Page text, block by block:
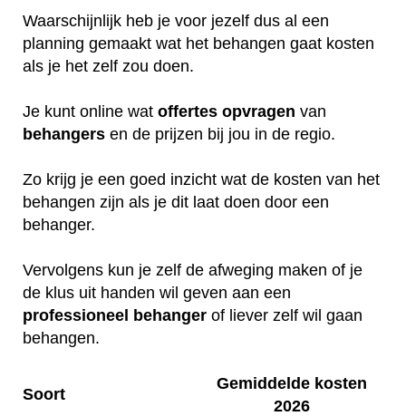
Waarschijnlijk heb je voor jezelf dus al een
planning gemaakt wat het behangen gaat kosten
als je het zelf zou doen.
Je kunt online wat offertes opvragen van
behangers en de prijzen bij jou in de regio.
Zo krijg je een goed inzicht wat de kosten van het
behangen zijn als je dit laat doen door een
behanger.
Vervolgens kun je zelf de afweging maken of je
de klus uit handen wil geven aan een
professioneel behanger of liever zelf wil gaan
behangen.
Soort
Gemiddelde kosten
2026